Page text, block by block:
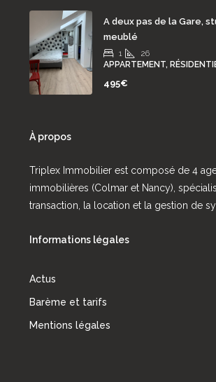
A deux pas de la Gare,
meublé
1
26
APPARTEMENT,
495€
À propos
Triplex Immobilier est composé de 4
immobilières (Colmar et Nancy),
transaction, la location et la gestion de
Informations légales
Actus
Barème et tarifs
Mentions légales